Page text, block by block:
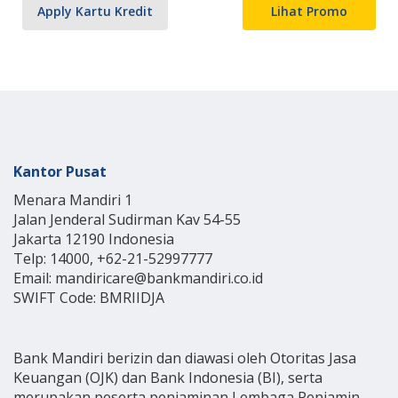
Apply Kartu Kredit Lihat Promo
Kantor Pusat
Menara Mandiri 1
Jalan Jenderal Sudirman Kav 54-55
Jakarta 12190 Indonesia
Telp: 14000, +62-21-52997777
Email: mandiricare@bankmandiri.co.id
SWIFT Code: BMRIIDJA
Bank Mandiri berizin dan diawasi oleh Otoritas Jasa
Keuangan (OJK) dan Bank Indonesia (BI), serta